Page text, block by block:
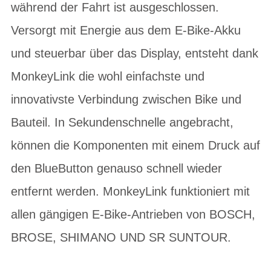
während der Fahrt ist ausgeschlossen.
Versorgt mit Energie aus dem E-Bike-Akku
und steuerbar über das Display, entsteht dank
MonkeyLink die wohl einfachste und
innovativste Verbindung zwischen Bike und
Bauteil. In Sekundenschnelle angebracht,
können die Komponenten mit einem Druck auf
den BlueButton genauso schnell wieder
entfernt werden. MonkeyLink funktioniert mit
allen gängigen E-Bike-Antrieben von BOSCH,
BROSE, SHIMANO UND SR SUNTOUR.